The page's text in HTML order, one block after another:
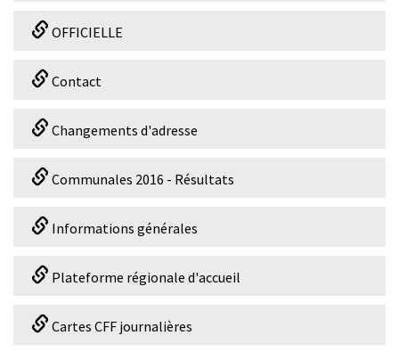
OFFICIELLE
Contact
Changements d'adresse
Communales 2016 - Résultats
Informations générales
Plateforme régionale d'accueil
Cartes CFF journalières